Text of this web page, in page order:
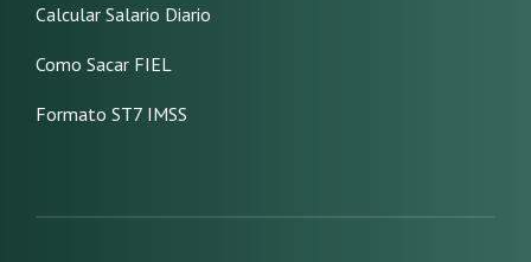
Calcular Salario Diario
Como Sacar FIEL
Formato ST7 IMSS